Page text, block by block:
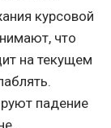
курсовой
что
на текущем
падение